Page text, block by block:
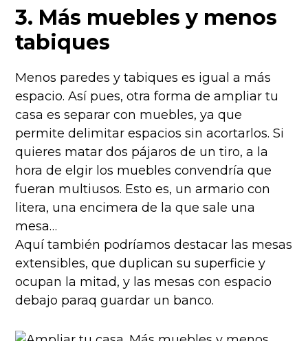
3. Más muebles y menos
tabiques
Menos paredes y tabiques es igual a más
espacio. Así pues, otra forma de ampliar tu
casa es separar con muebles, ya que
permite delimitar espacios sin acortarlos. Si
quieres matar dos pájaros de un tiro, a la
hora de elgir los muebles convendría que
fueran multiusos. Esto es, un armario con
litera, una encimera de la que sale una
mesa…
Aquí también podríamos destacar las mesas
extensibles, que duplican su superficie y
ocupan la mitad, y las mesas con espacio
debajo paraq guardar un banco.